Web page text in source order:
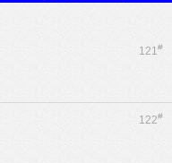
121#
122#